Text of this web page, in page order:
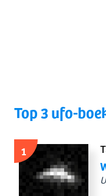
Top 3 ufo-
1